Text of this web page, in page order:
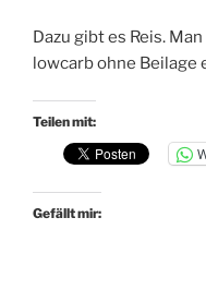
Dazu gibt es Reis.
lowcarb ohne Beilage
Teilen mit:
Gefällt mir: